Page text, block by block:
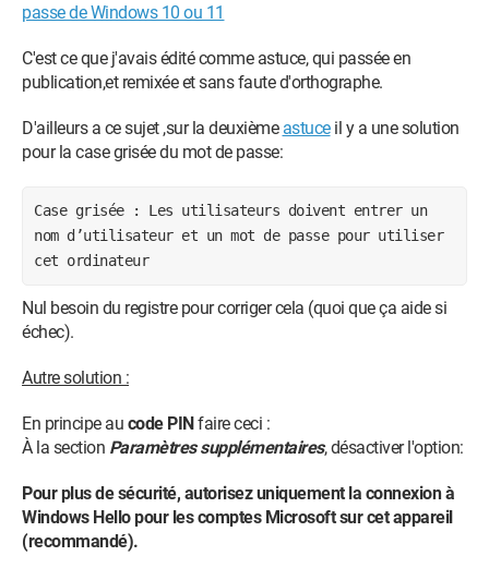
passe de Windows 10 ou 11
C'est ce que j'avais édité comme astuce, qui passée en
publication,et remixée et sans faute d'orthographe.
D'ailleurs a ce sujet ,sur la deuxième astuceil y a une solution
pour la case grisée du mot de passe:
Case grisée : Les utilisateurs doivent entrer un
nom d’utilisateur et un mot de passe pour utiliser
cet ordinateur
Nul besoin du registre pour corriger cela (quoi que ça aide si
échec).
Autre solution :
En principe au code PINfaire ceci :
À la section Paramètres supplémentaires, désactiver l'option:
Pour plus de sécurité, autorisez uniquement la connexion à
Windows Hello pour les comptes Microsoft sur cet appareil
(recommandé).